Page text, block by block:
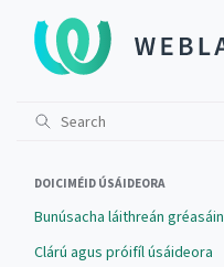
DOICIMÉID ÚSÁIDEORA
Bunúsacha láithreán gréasáin
Clárú agus próifíl úsáideora